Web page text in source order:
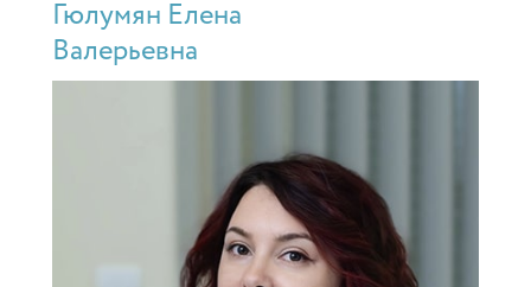
Гюлумян Елена
Валерьевна